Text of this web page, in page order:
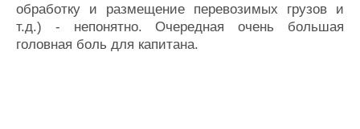
обработку и размещение перевозимых грузов и
т.д.) - непонятно. Очередная очень большая
головная боль для капитана.